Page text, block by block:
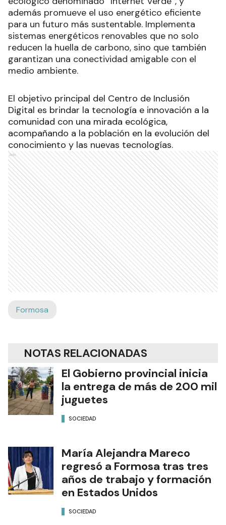
además promueve el uso energético eficiente
para un futuro más sustentable. Implementa
sistemas energéticos renovables que no solo
reducen la huella de carbono, sino que también
garantizan una conectividad amigable con el
medio ambiente.
El objetivo principal del Centro de Inclusión
Digital es brindar la tecnología e innovación a la
comunidad con una mirada ecológica,
acompañando a la población en la evolución del
conocimiento y las nuevas tecnologías.
Ads
Formosa
NOTAS RELACIONADAS
El Gobierno provincial inicia
la entrega de más de 200 mil
juguetes
SOCIEDAD
María Alejandra Mareco
regresó a Formosa tras tres
años de trabajo y formación
en Estados Unidos
SOCIEDAD